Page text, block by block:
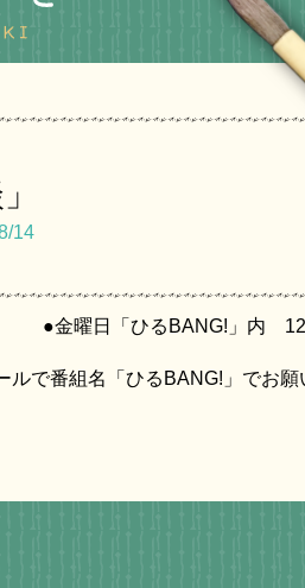
14
●金曜日「ひるBANG!」内
ルで番組名「ひるBANG!」でお願